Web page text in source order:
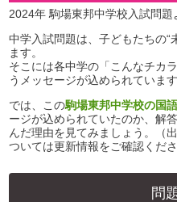
2024年 駒場東邦中学校入試問題
中学入試問題は、子どもたちの“
ます。
そこには各中学の「こんなチカ
うメッセージが込められています
では、この駒場東邦中学校の国
ージが込められていたのか、解
んだ理由を見てみましょう。（
ついては更新情報をご確認くださ
問